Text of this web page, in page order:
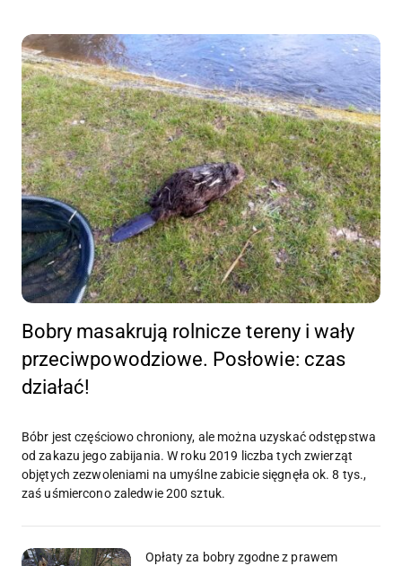
Bobry masakrują rolnicze tereny i wały
przeciwpowodziowe. Posłowie: czas
działać!
Bóbr jest częściowo chroniony, ale można uzyskać odstępstwa
od zakazu jego zabijania. W roku 2019 liczba tych zwierząt
objętych zezwoleniami na umyślne zabicie sięgnęła ok. 8 tys.,
zaś uśmiercono zaledwie 200 sztuk.
Opłaty za bobry zgodne z prawem